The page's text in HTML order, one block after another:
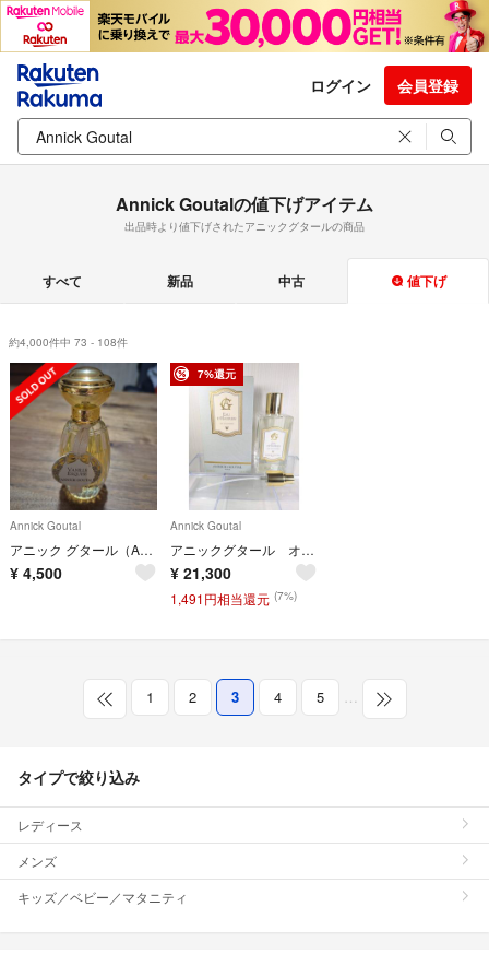
ログイン 会員登録
Annick Goutalの値下げアイテム
出品時より値下げされたアニックグタールの商品
すべて 新品 中古 値下げ
約4,000件中 73 - 108件
Annick Goutal
アニック グタール（Annick Goutal）ヴァニーユ エキスキーズ
¥ 4,500
7%還元
Annick Goutal
アニックグタール オーダドリアン オーデコロン 200ml
¥ 21,300
1,491円相当還元 (7%)
1 2 3 4 5 …
タイプで絞り込み
レディース
メンズ
キッズ／ベビー／マタニティ